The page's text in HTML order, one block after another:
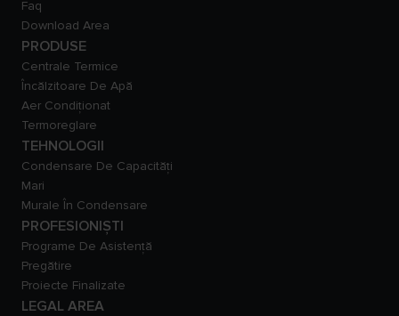
Faq
Download Area
PRODUSE
Centrale Termice
Încălzitoare De Apă
Aer Condiționat
Termoreglare
TEHNOLOGII
Condensare De Capacităţi
Mari
Murale În Condensare
PROFESIONIȘTI
Programe De Asistență
Pregătire
Proiecte Finalizate
LEGAL AREA